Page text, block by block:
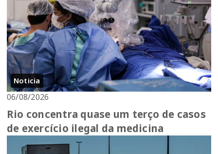
Noticia
06/08/2026
Rio concentra quase um terço de casos
de exercício ilegal da medicina